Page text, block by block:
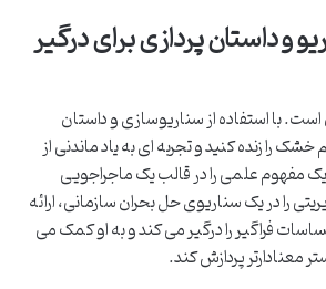
و داستان پردازی برای درگیر
با استفاده از سناریوسازی و داستان
را زنده کنید و تجربه ای به یاد ماندنی از
مفهوم علمی را در قالب یک ماجراجویی
را در یک سناریوی حل بحران سازمانی، ارائه
فراگیر را درگیر می کند و به او کمک می
معنادارتر پردازش کند.